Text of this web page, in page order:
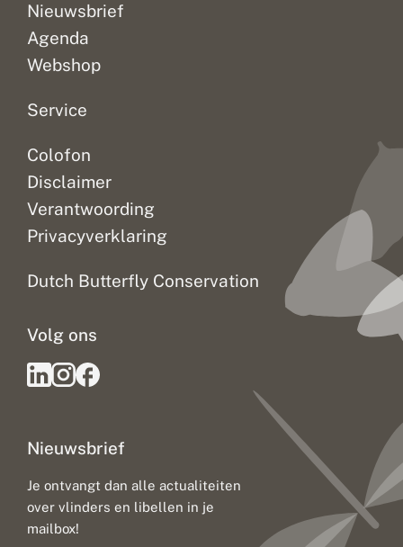
Nieuwsbrief
Agenda
Webshop
Service
Colofon
Disclaimer
Verantwoording
Privacyverklaring
Dutch Butterfly Conservation
Nieuwsbrief
Je ontvangt dan alle actualiteiten
over vlinders en libellen in je
mailbox!
Volg ons